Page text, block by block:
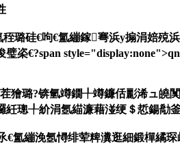
秷璐硅€呴€氳繃鎵弿浜у搧涓婄
璧栥€?span
獪璐?锛氫竴鐗╀竴鐮佸彲浠ュ皢
紝璁╀紒涓氬緢濂藉湴绠＄悊鍚勪
€氳繃浼氬憳绯荤粺瀵逛細鍛樿繘